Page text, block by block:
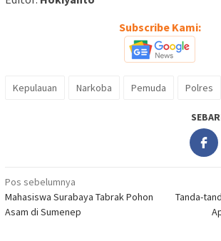
Subscribe Kami:
Kepulauan Narkoba Pemuda Polres
Navigasi
pos
Pos sebelumnya
Mahasiswa Surabaya Tabrak Pohon
Asam di Sumenep
Tanda-